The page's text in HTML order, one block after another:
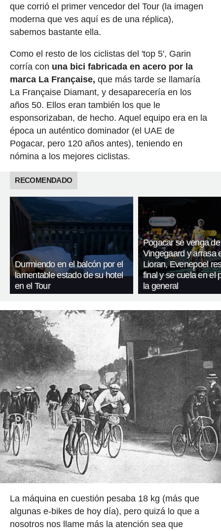
que corrió el primer vencedor del Tour (la imagen
moderna que ves aquí es de una réplica),
sabemos bastante ella.
Como el resto de los ciclistas del 'top 5', Garin
corría con una bici fabricada en acero por la
marca La Française, que más tarde se llamaría
La Française Diamant, y desaparecería en los
años 50. Ellos eran también los que le
esponsorizaban, de hecho. Aquel equipo era en la
época un auténtico dominador (el UAE de
Pogacar, pero 120 años antes), teniendo en
nómina a los mejores ciclistas.
RECOMENDADO
Durmiendo en el balcón por el
lamentable estado de su hotel
en el Tour
Pogacar se venga de
Vingegaard y arrasa
Lioran, Evenepoel
final y se cuela en el
la general
La máquina en cuestión pesaba 18 kg (más que
algunas e-bikes de hoy día), pero quizá lo que a
nosotros nos llame más la atención sea que